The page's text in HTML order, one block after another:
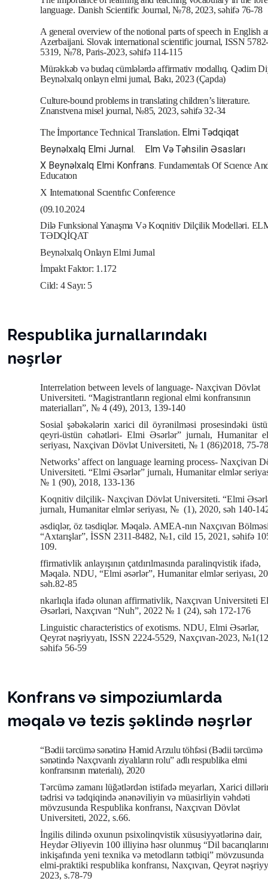
language. Danish Scientific Journal, №78, 2023, səhifə 76-78
A general overview of the notional parts of speech in English
Azerbaijani. Slovak international scientific journal, ISSN
5319, №78, Paris-2023, səhifə 114-115
Mürəkkəb və budaq cümlələrdə affirmativ modallıq. Qədim
Beynəlxalq onlayn elmi jurnal, Bakı, 2023 (Çapda)
Culture-bound problems in translating children’s literature.
Znanstvena misel journal, №85, 2023, səhifə 32-34
The İmportance Technical Translation. Elmi Tədqiqat
Beynəlxalq Elmi Jurnal.
Elm Və Təhsilin Əsasları
X Beynəlxalq Elmi Konfrans.Fundamentals Of Scıence
Educatıon
X Internatıonal Scıentıfıc Conference
(09.10.2024
Dilə Funksional Yanaşma Və Koqnitiv Dilçilik Modelləri.
TƏDQİQAT
Beynəlxalq Onlayn Elmi Jurnal
İmpakt Faktor: 1.172
Cild: 4 Sayı: 5
Respublika jurnallarındakı
nəşrlər
Interrelation between levels of language- Naxçivan Dövlət
Universiteti. “Magistrantların regional elmi konfransının
materialları”, № 4 (49), 2013, 139-140
Sosial şəbəkələrin xarici dil öyrənilməsi prosesindəki
qeyri-üstün cəhətləri- Elmi Əsərlər” jurnalı, Humanitar
seriyası, Naxçivan Dövlət Universiteti, № 1 (86)2018, 75-
Networks’ affect on language learning process- Naxçivan
Universiteti. “Elmi Əsərlər” jurnalı, Humanitar elmlər
№ 1 (90), 2018, 133-136
Koqnitiv dilçilik- Naxçivan Dövlət Universiteti. “Elmi
jurnalı, Humanitar elmlər seriyası, № (1), 2020, səh 140-
əsdiqlər, öz təsdiqlər. Məqalə. AMEA-nın Naxçıvan
“Axtarışlar”, İSSN 2311-8482, №1, cild 15, 2021, səhifə
109.
ffirmativlik anlayışının çatdırılmasında paralinqvistik ifadə,
Məqalə. NDU, “Elmi əsərlər”, Humanitar elmlər seriyası,
səh.82-85
nkarlıqla ifadə olunan affirmativlik, Naxçıvan Universiteti
Əsərləri, Naxçıvan “Nuh”, 2022 № 1 (24), səh 172-176
Linguistic characteristics of exotisms. NDU, Elmi Əsərlər,
Qeyrət nəşriyyatı, ISSN 2224-5529, Naxçıvan-2023,
səhifə 56-59
Konfrans və simpoziumlarda
məqalə və tezis şəklində nəşrlər
“Bədii tərcümə sənətinə Həmid Arzulu töhfəsi (Bədii tərcümə
sənətində Naxçıvanlı ziyalıların rolu” adlı respublika elmi
konfransının materialı), 2020
Tərcümə zamanı lüğətlərdən istifadə meyarları, Xarici
tədrisi və tədqiqində ənənəviliyin və müasirliyin vəhdəti
mövzusunda Respublika konfransı, Naxçıvan Dövlət
Universiteti, 2022, s.66.
İngilis dilində oxunun psixolinqvistik xüsusiyyətlərinə dair,
Heydər Əliyevin 100 illiyinə həsr olunmuş “Dil
inkişafında yeni texnika və metodların tətbiqi” mövzusunda
elmi-praktiki respublika konfransı, Naxçıvan, Qeyrət
2023, s.78-79